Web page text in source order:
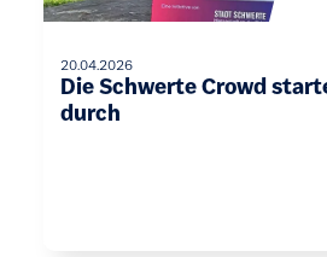
20.04.2026
Die Schwerte Crowd
durch